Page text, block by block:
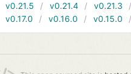
v0.21.5
v0.21.4 v0.21.3
v0.17.0
v0.16.0 v0.15.0